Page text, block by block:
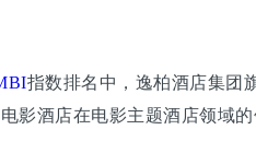
指数排名中，逸柏酒店集团
影酒店在电影主题酒店领域